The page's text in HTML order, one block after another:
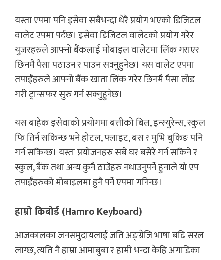
यस्ता एपमा पनि इसेवा सबैभन्दा धेरै प्रयोग भएको डिजिटल
वालेट एपमा पर्दछ। इसेवा डिजिटल वालेटको प्रयोग गरेर
युजरहरुले आफ्नो बैंकलाई मोबाइल वालेटमा लिंक गराएर
छिनमै पैसा पठाउन र पाउन सक्नुहुनेछ। यस वालेट एपमा
तपाईँहरुले आफ्नो बैंक खाता लिंक गरेर छिनमै पैसा लोड
गरी ट्रान्सफर सुरु गर्न सक्नुहुनेछ।
यस बाहेक इसेवाको प्रयोगमा बत्तीको बिल, इन्स्युरेन्स, स्कुल
फि तिर्न सकिन्छ भने होटल, फ्लाइट, बस र मुभि बुकिङ पनि
गर्न सकिन्छ। यस्ता प्रयोजनहरु सबै घर बसेरै गर्न सकिने र
स्कुल, बैंक तथा अन्य कुनै ठाउँहरु नधाउनुपर्ने हुनाले यो एप
तपाईँहरुको मोबाइलमा हुनै पर्ने एपमा गनिन्छ।
हाम्रो किबोर्ड (Hamro Keyboard)
आजकालका जनसमुदायलाई जति अङ्ग्रेजि भाषा बढि सरल
लाग्छ, त्यति नै हाम्रा आमाबुबा र हामी भन्दा केहि अगाडिका